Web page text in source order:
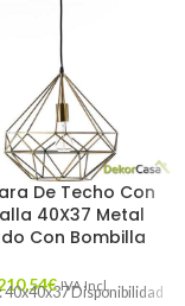
De Techo Con
40X37 Metal
Con Bombilla
€ IVA Incl.
40x40x37 Disponibilidad